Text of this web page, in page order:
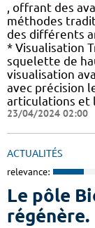
, offrant des
méthodes
des différents
* Visualisation
squelette de
visualisation
avec précision
articulations et
23/04/2024 02:00
ACTUALITÉS
relevance:
Le pôle
régénère.